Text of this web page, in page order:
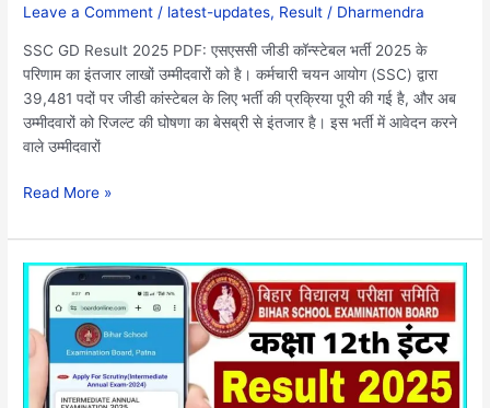
Leave a Comment / latest-updates, Result / Dharmendra
SSC GD Result 2025 PDF: एसएससी जीडी कॉन्स्टेबल भर्ती 2025 के
परिणाम का इंतजार लाखों उम्मीदवारों को है। कर्मचारी चयन आयोग (SSC) द्वारा
39,481 पदों पर जीडी कांस्टेबल के लिए भर्ती की प्रक्रिया पूरी की गई है, और अब
उम्मीदवारों को रिजल्ट की घोषणा का बेसब्री से इंतजार है। इस भर्ती में आवेदन करने
वाले उम्मीदवारों
जारी,
क्या
होगा
Expected
Cut
Off
Read More »
Bihar
Inter
Result
2025
Kaise